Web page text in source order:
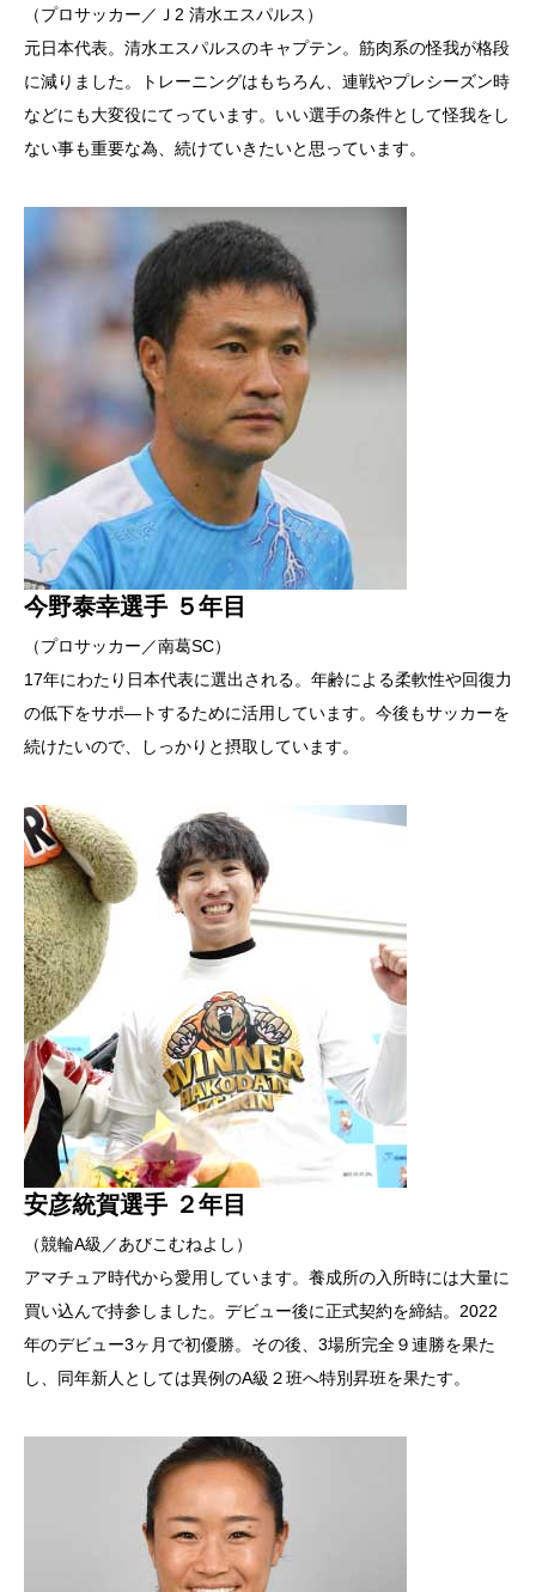
（プロサッカー／Ｊ2 清水エスパルス）
元日本代表。清水エスパルスのキャプテン。筋肉系の怪我が格段
に減りました。トレーニングはもちろん、連戦やプレシーズン時
などにも大変役にてっています。いい選手の条件として怪我をし
ない事も重要な為、続けていきたいと思っています。
今野泰幸選手 ５年目
（プロサッカー／南葛SC）
17年にわたり日本代表に選出される。年齢による柔軟性や回復力
の低下をサポ―トするために活用しています。今後もサッカーを
続けたいので、しっかりと摂取しています。
安彦統賀選手 ２年目
（競輪A級／あびこむねよし）
アマチュア時代から愛用しています。養成所の入所時には大量に
買い込んで持参しました。デビュー後に正式契約を締結。2022
年のデビュー3ヶ月で初優勝。その後、3場所完全９連勝を果た
し、同年新人としては異例のA級２班へ特別昇班を果たす。